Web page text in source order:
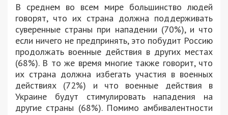
В среднем во всем мире большинство людей
говорят, что их страна должна поддерживать
суверенные страны при нападении (70%), и что
если ничего не предпринять, это побудит Россию
продолжать военные действия в других местах
(68%). В то же время многие также говорит, что
их страна должна избегать участия в военных
действиях (72%) и что военные действия в
Украине будут стимулировать нападения на
другие страны (68%). Помимо амбивалентности